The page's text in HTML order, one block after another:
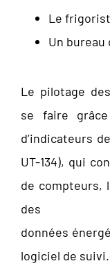
Le
Un bureau
Le pilotage
se faire
d’indicateurs
UT-134), qui
de compteurs,
des
données
logiciel de suivi.